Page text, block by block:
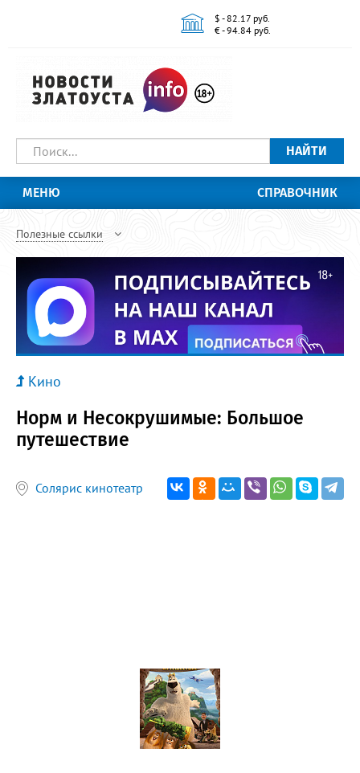
$ - 82.17 руб.
€ - 94.84 руб.
НАЙТИ
МЕНЮ СПРАВОЧНИК
Полезные ссылки
Кино
Норм и Несокрушимые: Большое
путешествие
Солярис кинотеатр